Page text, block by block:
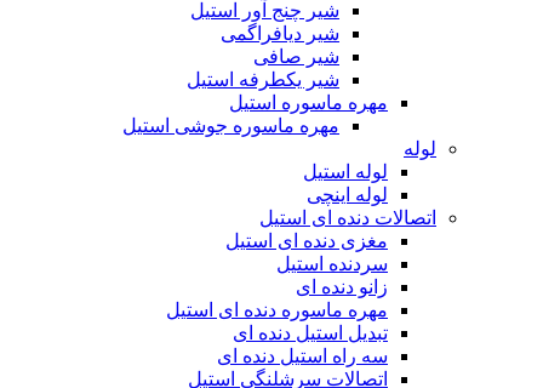
شیر چنج آور استیل
شیر دیافراگمی
شیر صافی
شیر یکطرفه استیل
مهره ماسوره استیل
مهره ماسوره جوشی استیل
لوله
لوله استیل
لوله اینچی
اتصالات دنده ای استیل
مغزی دنده ای استیل
سردنده استیل
زانو دنده ای
مهره ماسوره دنده ای استیل
تبدیل استیل دنده ای
سه راه استیل دنده ای
اتصالات سرشلنگی استیل